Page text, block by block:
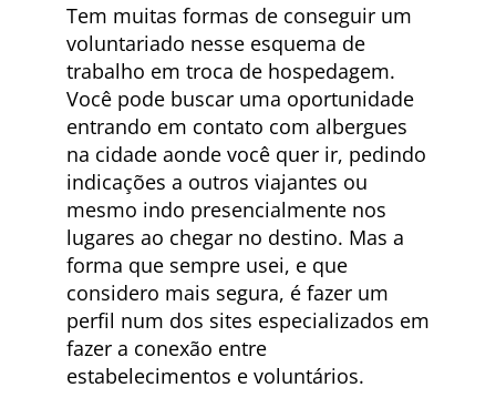
Tem muitas formas de conseguir um
voluntariado nesse esquema de
trabalho em troca de hospedagem.
Você pode buscar uma oportunidade
entrando em contato com albergues
na cidade aonde você quer ir, pedindo
indicações a outros viajantes ou
mesmo indo presencialmente nos
lugares ao chegar no destino. Mas a
forma que sempre usei, e que
considero mais segura, é fazer um
perfil num dos sites especializados em
fazer a conexão entre
estabelecimentos e voluntários.